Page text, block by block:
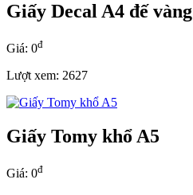
Giấy Decal A4 đế vàng
Giá: 0đ
Lượt xem: 2627
Giấy Tomy khổ A5
Giá: 0đ